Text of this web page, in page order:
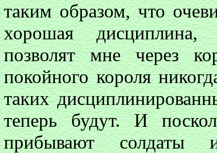
таким образом, что
хорошая дисциплина,
позволят мне через
покойного короля
таких
теперь будут. И
прибывают солдаты